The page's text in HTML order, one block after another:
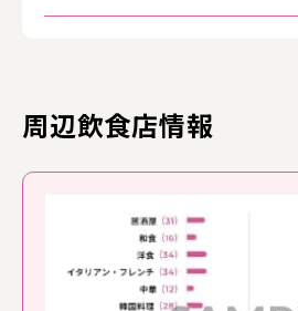
周辺飲食店情報